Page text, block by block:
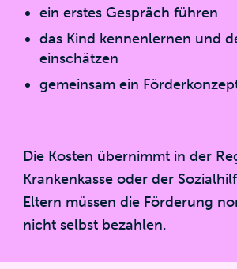
ein erstes Gespräch führen
das Kind kennenlernen und
einschätzen
gemeinsam ein
Die Kosten übernimmt in der
Krankenkasse oder der
Eltern müssen die Förderung
nicht selbst bezahlen.